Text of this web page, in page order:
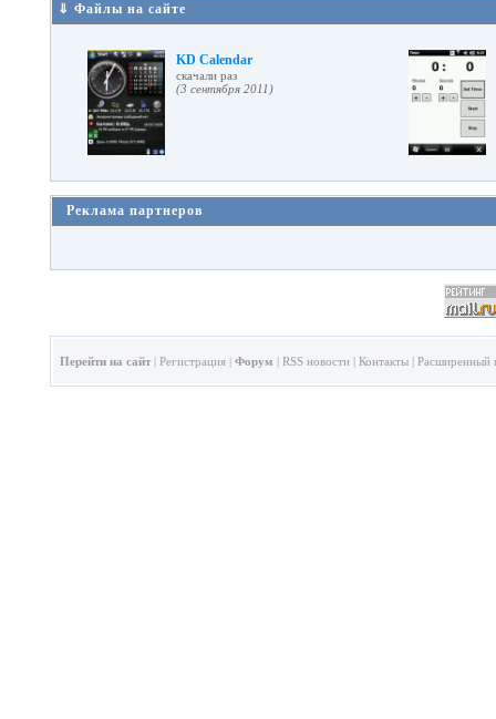
⇓ Файлы на сайте
KD Calendar
cкачали раз
(3 сентября 2011)
Реклама партнеров
Перейти на сайт | Регистрация| Форум | RSS новости| Контакты| Расширенный